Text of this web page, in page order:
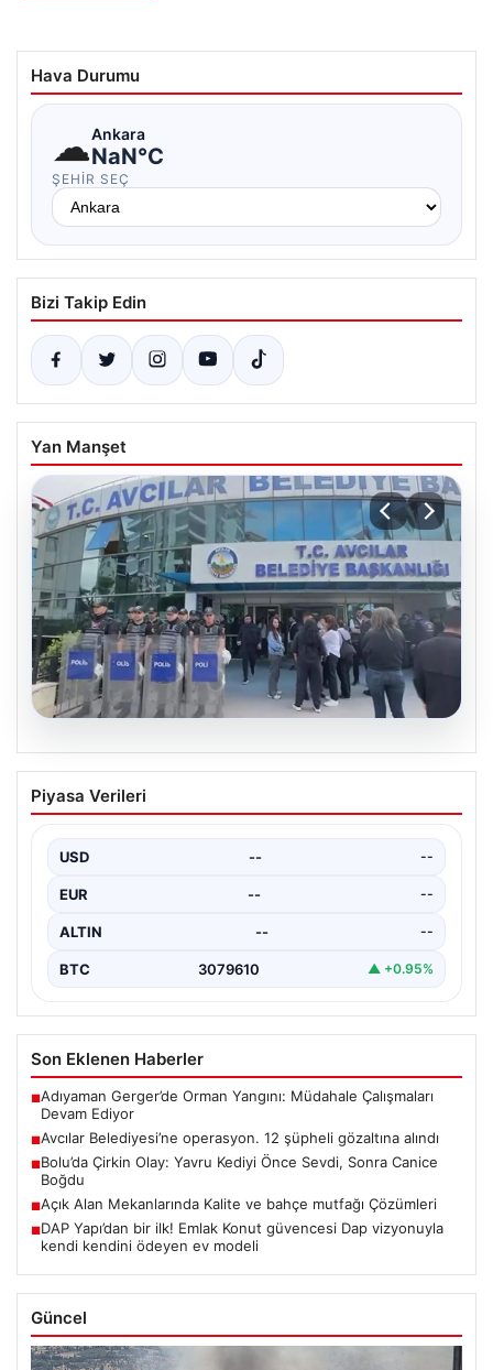
Hava Durumu
☁Ankara
NaN°C
ŞEHIR SEÇ
Bizi Takip Edin
Yan Manşet
Avcılar Belediyesi’ne operasyon. 12
şüpheli gözaltına alındı
Piyasa Verileri
USD -- --
EUR -- --
ALTIN -- --
BTC 3079610 ▲ +0.95%
Son Eklenen Haberler
■Adıyaman Gerger’de Orman Yangını: Müdahale Çalışmaları
Devam Ediyor
■Avcılar Belediyesi’ne operasyon. 12 şüpheli gözaltına alındı
■Bolu’da Çirkin Olay: Yavru Kediyi Önce Sevdi, Sonra Canice
Boğdu
■Açık Alan Mekanlarında Kalite ve bahçe mutfağı Çözümleri
■DAP Yapı’dan bir ilk! Emlak Konut güvencesi Dap vizyonuyla
kendi kendini ödeyen ev modeli
Güncel